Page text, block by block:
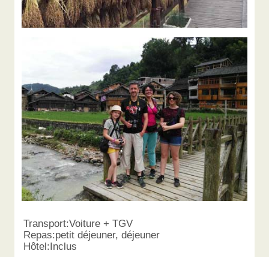
Transport:Voiture + TGV
Repas:petit déjeuner, déjeuner
Hôtel:Inclus